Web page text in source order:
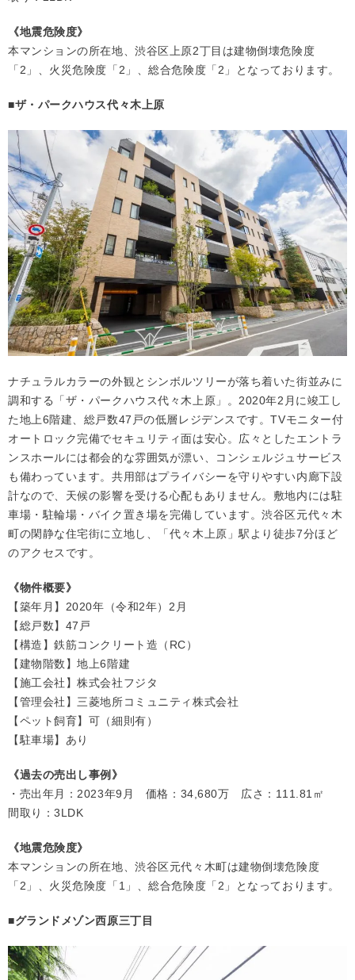
《地震危険度》
本マンションの所在地、渋谷区上原2丁目は建物倒壊危険度
「2」、火災危険度「2」、総合危険度「2」となっております。
■ザ・パークハウス代々木上原
ナチュラルカラーの外観とシンボルツリーが落ち着いた街並みに
調和する「ザ・パークハウス代々木上原」。2020年2月に竣工し
た地上6階建、総戸数47戸の低層レジデンスです。TVモニター付
オートロック完備でセキュリティ面は安心。広々としたエントラ
ンスホールには都会的な雰囲気が漂い、コンシェルジュサービス
も備わっています。共用部はプライバシーを守りやすい内廊下設
計なので、天候の影響を受ける心配もありません。敷地内には駐
車場・駐輪場・バイク置き場を完備しています。渋谷区元代々木
町の閑静な住宅街に立地し、「代々木上原」駅より徒歩7分ほど
のアクセスです。
《物件概要》
【築年月】2020年（令和2年）2月
【総戸数】47戸
【構造】鉄筋コンクリート造（RC）
【建物階数】地上6階建
【施工会社】株式会社フジタ
【管理会社】三菱地所コミュニティ株式会社
【ペット飼育】可（細則有）
【駐車場】あり
《過去の売出し事例》
・売出年月：2023年9月 価格：34,680万 広さ：111.81㎡
間取り：3LDK
《地震危険度》
本マンションの所在地、渋谷区元代々木町は建物倒壊危険度
「2」、火災危険度「1」、総合危険度「2」となっております。
■グランドメゾン西原三丁目